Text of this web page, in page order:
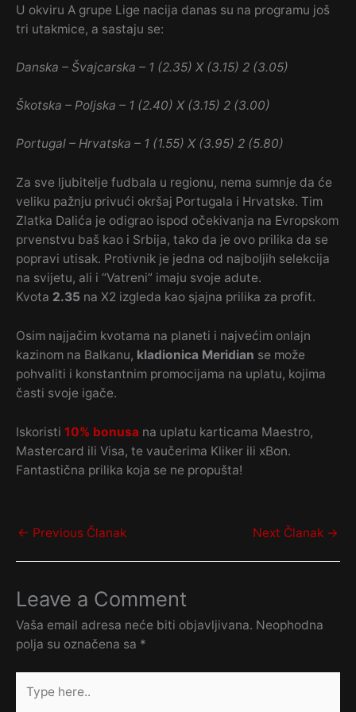
U okviru A grupe Lige nacija danas su na programu još
tri utakmice, a sastaju se:
Danska – Švajcarska – 1 (2.35) X (3.15) 2 (3.05)
Škotska – Poljska – 1 (2.40) X (3.15) 2 (3.00)
Portugal – Hrvatska – 1 (1.55) X (3.95) 2 (5.80)
Za sve ljubitelje fudbala u regionu, nema sumnje da će
veliku pažnju privući okršaj Portugala i Hrvatske. Tim
Zlatka Dalića je odigrao ispod očekivanja na Evropskom
prvenstvu baš kao i Srbija, tako da je ovo prilika da se
popravi utisak. Protivnik je jedna od najboljih selekcija
na svijetu, ali i “Vatreni” imaju svoje adute.
Kvota 2.35 na X2 izgleda kao sjajna prilika za profit.
Osim najjačim kvotama na planeti i najvećim onlajn
kazinom na Balkanu, kladionica Meridian se može
pohvaliti i konstantnim promocijama na uplatu, kojima
časti svoje igače.
Iskoristi 10% bonusa na uplatu karticama Maestro,
Mastercard ili Visa, te vaučerima Kliker ili xBon.
Fantastična prilika koja se ne propušta!
← Previous Članak Next Članak →
Leave a Comment
Vaša email adresa neće biti objavljivana. Neophodna
polja su označena sa *
here..